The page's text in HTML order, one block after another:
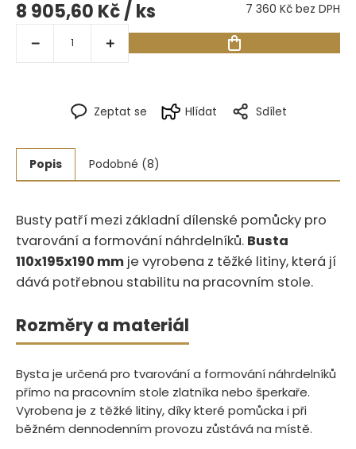
Zeptat se Hlídat Sdílet
8 905,60 Kč/ ks 7 360 Kč bez DPH
Popis Podobné (8)
Busty patří mezi základní dílenské pomůcky pro
tvarování a formování náhrdelníků.‍​‍​​‌‌​‌‌​‌‌​​‌‌​​‌​‌​​​‌​‌‌‌‌​​​‌ Busta
110x195x190 mm je vyrobena z těžké litiny, která jí
dává potřebnou stabilitu na pracovním stole.
Rozměry a materiál
Bysta je určená pro tvarování a formování náhrdelníků
přímo na pracovním stole zlatníka nebo šperkaře.
Vyrobena je z těžké litiny, díky které pomůcka i při
běžném dennodenním provozu zůstává na místě.